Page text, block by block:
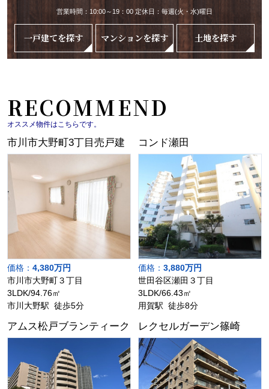
営業時間：10:00～19：00 定休日：毎週(火・水)曜日
一戸建てを探す マンションを探す 土地を探す
RECOMMEND
オススメ物件はこちらです。
市川市大野町3丁目売戸建
価格： 4,380万円
市川市大野町３丁目
3LDK/94.76㎡
市川大野駅 徒歩5分
コンド瀬田
価格： 3,880万円
世田谷区瀬田３丁目
3LDK/66.43㎡
用賀駅 徒歩8分
アムス松戸ブランティーク レクセルガーデン篠崎